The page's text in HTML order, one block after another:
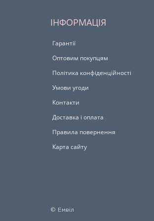
ІНФОРМАЦІЯ
Гарантії
Оптовим покупцям
Політика конфіденційності
Умови угоди
Контакти
Доставка і оплата
Правила повернення
Карта сайту
© Емвіл